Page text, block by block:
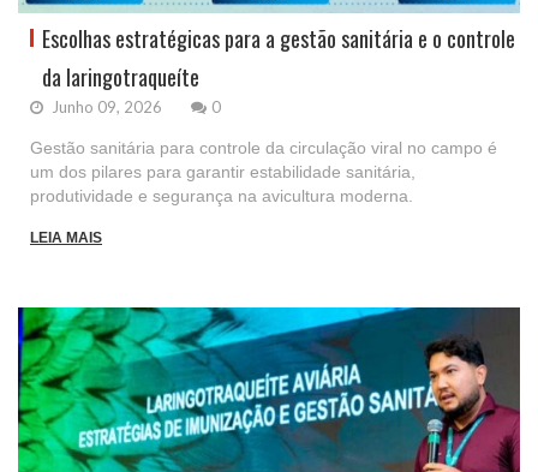
Escolhas estratégicas para a gestão sanitária e o controle
da laringotraqueíte
Junho 09, 2026 0
Gestão sanitária para controle da circulação viral no campo é
um dos pilares para garantir estabilidade sanitária,
produtividade e segurança na avicultura moderna.
LEIA MAIS